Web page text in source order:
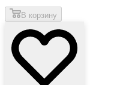
В корзину